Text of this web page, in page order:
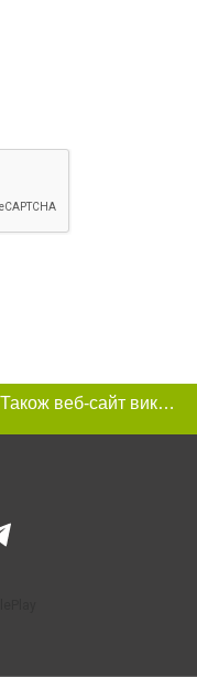
Цей сайт використовує «cookies». Також веб-сайт використовує інтернет-сервіс для збору технічних даних стосовно відвідувачів з метою отримання маркетингової та статистичної інформації. Умови обробки даних відвідувачів сайту див.